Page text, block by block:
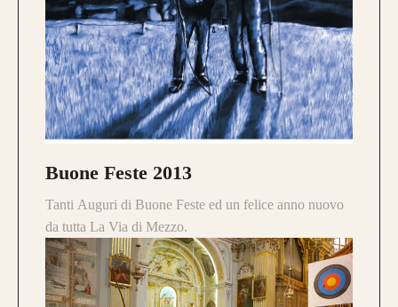
Buone Feste 2013
Tanti Auguri di Buone Feste ed un felice anno nuovo
da tutta La Via di Mezzo.